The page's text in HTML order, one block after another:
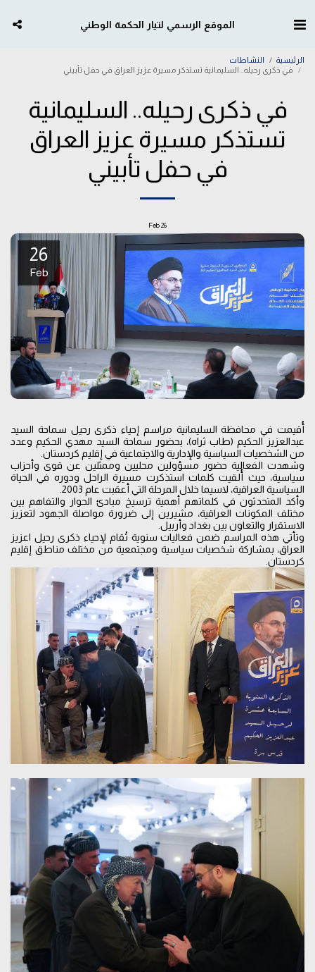
الموقع الرسمي لتيار الحكمة الوطني
الرئيسية
النشاطات
في ذكرى رحيله.. السليمانية تستذكر مسيرة عزيز العراق في حفل تأبيني
في ذكرى رحيله.. السليمانية
تستذكر مسيرة عزيز العراق
في حفل تأبيني
26
Feb
26
Feb
أُقيمت في محافظة السليمانية مراسم إحياء ذكرى رحيل سماحة السيد
عبدالعزيز الحكيم (طاب ثراه)، بحضور سماحة السيد مهدي الحكيم وعدد
من الشخصيات السياسية والإدارية والاجتماعية في إقليم كردستان.
وشهدت الفعالية حضور مسؤولين محليين وممثلين عن قوى وأحزاب
سياسية، حيث أُلقيت كلمات استذكرت مسيرة الراحل ودوره في الحياة
السياسية العراقية، لاسيما خلال المرحلة التي أعقبت عام 2003.
وأكد المتحدثون في كلماتهم أهمية ترسيخ مبادئ الحوار والتفاهم بين
مختلف المكونات العراقية، مشيرين إلى ضرورة مواصلة الجهود لتعزيز
الاستقرار والتعاون بين بغداد وأربيل.
وتأتي هذه المراسم ضمن فعاليات سنوية تُقام لإحياء ذكرى رحيل اعزيز
العراق، بمشاركة شخصيات سياسية ومجتمعية من مختلف مناطق إقليم
كردستان.